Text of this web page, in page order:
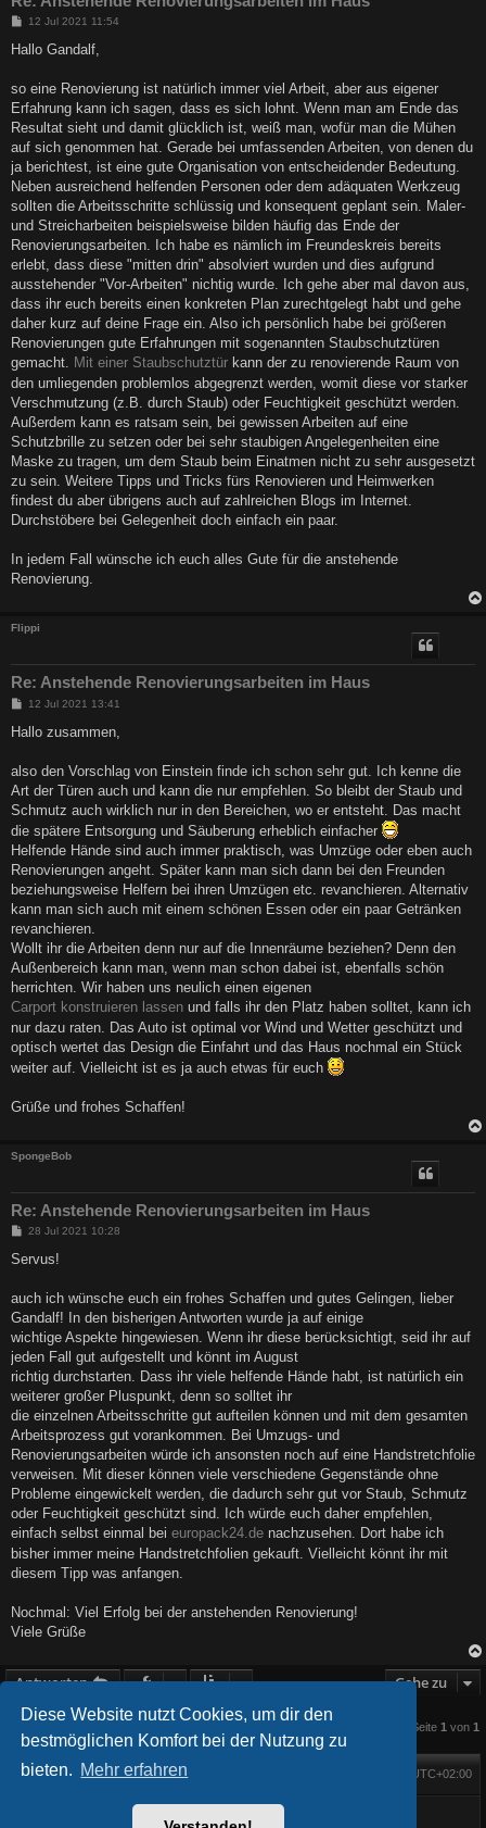
Diese Website nutzt Cookies, um dir den
bestmöglichen Komfort bei der Nutzung zu
bieten. Mehr erfahren
B
i
a
12 Jul 2021 11:54
Hallo Gandalf,
so eine Renovierung ist natürlich immer viel Arbeit, aber aus eigener
Erfahrung kann ich sagen, dass es sich lohnt. Wenn man am Ende das
Resultat sieht und damit glücklich ist, weiß man, wofür man die Mühen
auf sich genommen hat. Gerade bei umfassenden Arbeiten, von denen du
ja berichtest, ist eine gute Organisation von entscheidender Bedeutung.
Neben ausreichend helfenden Personen oder dem adäquaten Werkzeug
sollten die Arbeitsschritte schlüssig und konsequent geplant sein. Maler-
und Streicharbeiten beispielsweise bilden häufig das Ende der
Renovierungsarbeiten. Ich habe es nämlich im Freundeskreis bereits
erlebt, dass diese "mitten drin" absolviert wurden und dies aufgrund
ausstehender "Vor-Arbeiten" nichtig wurde. Ich gehe aber mal davon aus,
dass ihr euch bereits einen konkreten Plan zurechtgelegt habt und gehe
daher kurz auf deine Frage ein. Also ich persönlich habe bei größeren
Renovierungen gute Erfahrungen mit sogenannten Staubschutztüren
gemacht. Mit einer Staubschutztür kann der zu renovierende Raum von
den umliegenden problemlos abgegrenzt werden, womit diese vor starker
Verschmutzung (z.B. durch Staub) oder Feuchtigkeit geschützt werden.
Außerdem kann es ratsam sein, bei gewissen Arbeiten auf eine
Schutzbrille zu setzen oder bei sehr staubigen Angelegenheiten eine
Maske zu tragen, um dem Staub beim Einatmen nicht zu sehr ausgesetzt
zu sein. Weitere Tipps und Tricks fürs Renovieren und Heimwerken
findest du aber übrigens auch auf zahlreichen Blogs im Internet.
Durchstöbere bei Gelegenheit doch einfach ein paar.
In jedem Fall wünsche ich euch alles Gute für die anstehende
Renovierung.
Flippi
Re: Anstehende Renovierungsarbeiten im Haus
B
i
a
12 Jul 2021 13:41
Hallo zusammen,
also den Vorschlag von Einstein finde ich schon sehr gut. Ich kenne die
Art der Türen auch und kann die nur empfehlen. So bleibt der Staub und
Schmutz auch wirklich nur in den Bereichen, wo er entsteht. Das macht
die spätere Entsorgung und Säuberung erheblich einfacher
Helfende Hände sind auch immer praktisch, was Umzüge oder eben auch
Renovierungen angeht. Später kann man sich dann bei den Freunden
beziehungsweise Helfern bei ihren Umzügen etc. revanchieren. Alternativ
kann man sich auch mit einem schönen Essen oder ein paar Getränken
revanchieren.
Wollt ihr die Arbeiten denn nur auf die Innenräume beziehen? Denn den
Außenbereich kann man, wenn man schon dabei ist, ebenfalls schön
herrichten. Wir haben uns neulich einen eigenen
Carport konstruieren lassen und falls ihr den Platz haben solltet, kann ich
nur dazu raten. Das Auto ist optimal vor Wind und Wetter geschützt und
optisch wertet das Design die Einfahrt und das Haus nochmal ein Stück
weiter auf. Vielleicht ist es ja auch etwas für euch
Grüße und frohes Schaffen!
SpongeBob
Re: Anstehende Renovierungsarbeiten im Haus
B
i
a
28 Jul 2021 10:28
Servus!
auch ich wünsche euch ein frohes Schaffen und gutes Gelingen, lieber
Gandalf! In den bisherigen Antworten wurde ja auf einige
wichtige Aspekte hingewiesen. Wenn ihr diese berücksichtigt, seid ihr auf
jeden Fall gut aufgestellt und könnt im August
richtig durchstarten. Dass ihr viele helfende Hände habt, ist natürlich ein
weiterer großer Pluspunkt, denn so solltet ihr
die einzelnen Arbeitsschritte gut aufteilen können und mit dem gesamten
Arbeitsprozess gut vorankommen. Bei Umzugs- und
Renovierungsarbeiten würde ich ansonsten noch auf eine Handstretchfolie
verweisen. Mit dieser können viele verschiedene Gegenstände ohne
Probleme eingewickelt werden, die dadurch sehr gut vor Staub, Schmutz
oder Feuchtigkeit geschützt sind. Ich würde euch daher empfehlen,
einfach selbst einmal bei europack24.de nachzusehen. Dort habe ich
bisher immer meine Handstretchfolien gekauft. Vielleicht könnt ihr mit
diesem Tipp was anfangen.
Nochmal: Viel Erfolg bei der anstehenden Renovierung!
Viele Grüße
Antworten Gehe zu
4 Beiträge • Seite 1 von 1
Startseite Foren-Übersicht UTC+02:00
® Forum Software © phpBB Limited
FanFanlaTuFlippe